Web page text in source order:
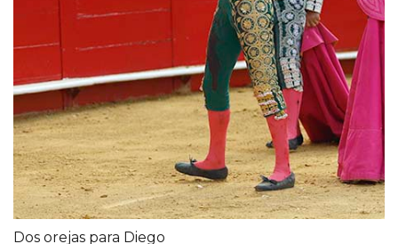
Dos orejas para Diego